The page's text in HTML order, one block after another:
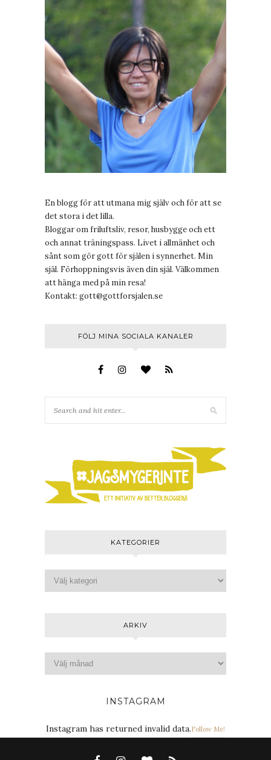
En blogg för att utmana mig själv och för att se
det stora i det lilla.
Bloggar om friluftsliv, resor, husbygge och ett
och annat träningspass. Livet i allmänhet och
sånt som gör gott för själen i synnerhet. Min
själ. Förhoppningsvis även din själ. Välkommen
att hänga med på min resa!
Kontakt: gott@gottforsjalen.se
FÖLJ MINA SOCIALA KANALER
KATEGORIER
ARKIV
INSTAGRAM
Instagram has returned invalid data.Follow Me!